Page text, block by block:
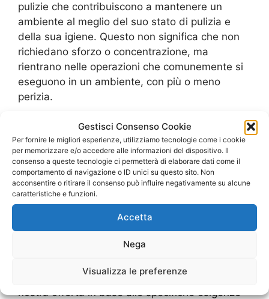
Gestisci Consenso Cookie
Per fornire le migliori esperienze, utilizziamo tecnologie come i cookie
per memorizzare e/o accedere alle informazioni del dispositivo. Il
consenso a queste tecnologie ci permetterà di elaborare dati come il
comportamento di navigazione o ID unici su questo sito. Non
acconsentire o ritirare il consenso può influire negativamente su alcune
caratteristiche e funzioni.
Accetta
Nega
Visualizza le preferenze
pulizie che contribuiscono a mantenere un
ambiente al meglio del suo stato di pulizia e
della sua igiene. Questo non significa che non
richiedano sforzo o concentrazione, ma
rientrano nelle operazioni che comunemente si
eseguono in un ambiente, con più o meno
perizia.
Per pulizie straordinarie si intendono tutte
quelle pulizie che si rendono necessarie solo in
determinate circostanze. Ad esempio, quando
si devono effettuare delle pulizie dopo un
cantiere o dei lavori di ristrutturazione, dopo un
trasloco o un trasferimento, dopo cene o feste o
più in generale dopo eventi aziendali o privati di
qualsiasi tipo.
alle aziende e sappiamo come differenziare la
nostra offerta in base alle specifiche esigenze